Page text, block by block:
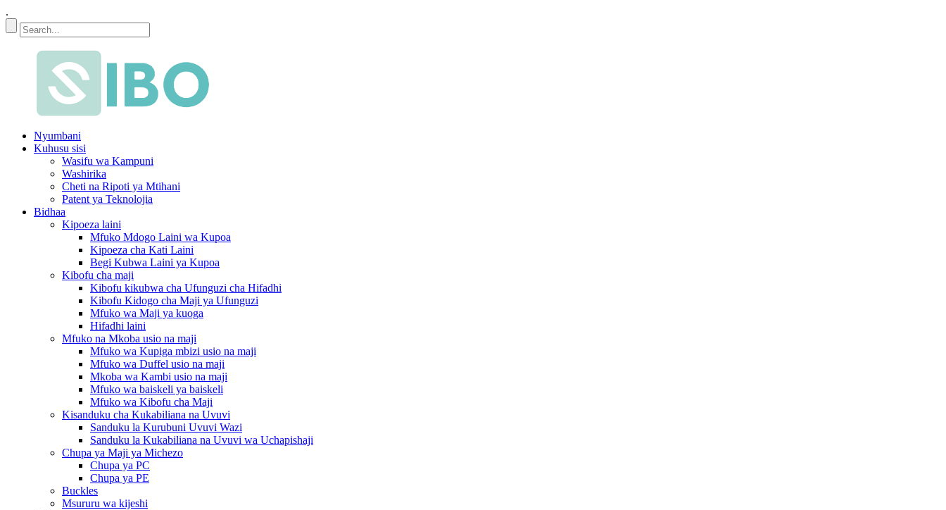
.
Nyumbani
Kuhusu sisi
Wasifu wa Kampuni
Washirika
Cheti na Ripoti ya Mtihani
Patent ya Teknolojia
Bidhaa
Kipoeza laini
Mfuko Mdogo Laini wa Kupoa
Kipoeza cha Kati Laini
Begi Kubwa Laini ya Kupoa
Kibofu cha maji
Kibofu kikubwa cha Ufunguzi cha Hifadhi
Kibofu Kidogo cha Maji ya Ufunguzi
Mfuko wa Maji ya kuoga
Hifadhi laini
Mfuko na Mkoba usio na maji
Mfuko wa Kupiga mbizi usio na maji
Mfuko wa Duffel usio na maji
Mkoba wa Kambi usio na maji
Mfuko wa baiskeli ya baiskeli
Mfuko wa Kibofu cha Maji
Kisanduku cha Kukabiliana na Uvuvi
Sanduku la Kurubuni Uvuvi Wazi
Sanduku la Kukabiliana na Uvuvi wa Uchapishaji
Chupa ya Maji ya Michezo
Chupa ya PC
Chupa ya PE
Buckles
Msururu wa kijeshi